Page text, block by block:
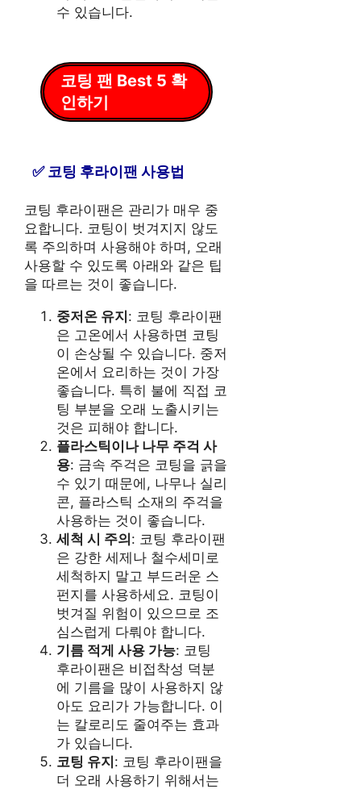
수 있습니다.
코팅 팬 Best 5 확
인하기
코팅 후라이팬 사용법
코팅 후라이팬은 관리가 매우 중
요합니다. 코팅이 벗겨지지 않도
록 주의하며 사용해야 하며, 오래
사용할 수 있도록 아래와 같은 팁
을 따르는 것이 좋습니다.
중저온 유지: 코팅 후라이팬
은 고온에서 사용하면 코팅
이 손상될 수 있습니다. 중저
온에서 요리하는 것이 가장
좋습니다. 특히 불에 직접 코
팅 부분을 오래 노출시키는
것은 피해야 합니다.
플라스틱이나 나무 주걱 사
용: 금속 주걱은 코팅을 긁을
수 있기 때문에, 나무나 실리
콘, 플라스틱 소재의 주걱을
사용하는 것이 좋습니다.
세척 시 주의: 코팅 후라이팬
은 강한 세제나 철수세미로
세척하지 말고 부드러운 스
펀지를 사용하세요. 코팅이
벗겨질 위험이 있으므로 조
심스럽게 다뤄야 합니다.
기름 적게 사용 가능: 코팅
후라이팬은 비접착성 덕분
에 기름을 많이 사용하지 않
아도 요리가 가능합니다. 이
는 칼로리도 줄여주는 효과
가 있습니다.
코팅 유지: 코팅 후라이팬을
더 오래 사용하기 위해서는